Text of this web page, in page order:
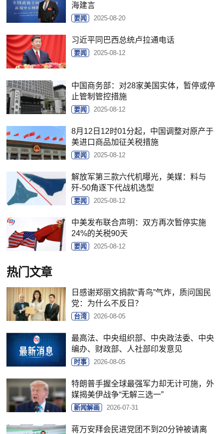
海建言
要闻 2025-08-20
习近平同巴西总统卢拉通电话
要闻 2025-08-12
中国商务部：对28家美国实体，暂停或停
止管制管控措施
要闻 2025-08-12
8月12日12时01分起，中国调整对原产于
美进口商品加征关税措施
要闻 2025-08-12
解放军第三款六代机曝光，美媒：料与
歼-50角逐下代战机选型
要闻 2025-08-12
中美发布联合声明：双方再次暂停实施
24%的关税90天
要闻 2025-08-12
热门文章
日感谢郑丽文捐款“青鸟”气炸，质问国民
党：为什么不反日？
台湾 2026-08-05
最高法、中央组织部、中央政法委、中央
编办、财政部、人社部印发意见
时事 2026-08-05
特朗普手握全球最强军力却无计可施，外
媒揭美伊战争“无解三选一”
新闻解画 2026-07-31
蒋万安拜会民进党团不到20分钟被请离